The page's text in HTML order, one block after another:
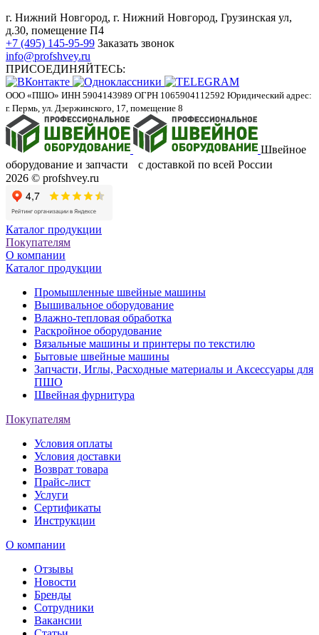
г. Нижний Новгород, г. Нижний Новгород, Грузинская ул,
д.30, помещение П4
+7 (495) 145-95-99 Заказать звонок
info@profshvey.ru
ПРИСОЕДИНЯЙТЕСЬ:
ООО «ПШО» ИНН 5904143989 ОГРН 1065904112592 Юридический адрес:
г. Пермь, ул. Дзержинского, 17, помещение 8
Швейное
оборудование и запчасти с доставкой по всей России
2026 © profshvey.ru
Каталог продукции
Покупателям
О компании
Каталог продукции
Промышленные швейные машины
Вышивальное оборудование
Влажно-тепловая обработка
Раскройное оборудование
Вязальные машины и принтеры по текстилю
Бытовые швейные машины
Запчасти, Иглы, Расходные материалы и Аксессуары для
ПШО
Швейная фурнитура
Покупателям
Условия оплаты
Условия доставки
Возврат товара
Прайс-лист
Услуги
Сертификаты
Инструкции
О компании
Отзывы
Новости
Бренды
Сотрудники
Вакансии